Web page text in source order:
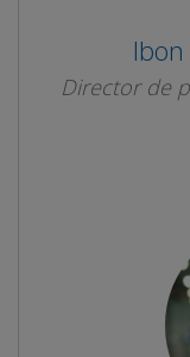
Director de